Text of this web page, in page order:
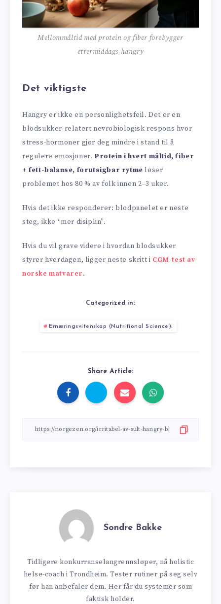
Mellommåltid med protein og fiber forebygger
ettermiddags-hangry
Det viktigste
Hangry er ikke en personlighets­feil. Det er en
blodsukker-relatert nevrobiologisk respons hvor
stress-hormoner gjør deg mindre i stand til å
regulere emosjoner. Protein i hvert måltid, fiber
+ fett-balanse, forutsigbar rytme løser
problemet hos 80 % av folk innen 2–3 uker.
Hvis det ikke responderer: blod­panelet er neste
steg, ikke “mer disiplin”.
Hvis du vil grave videre i hvordan blodsukker
styrer hverdagen, ligger neste skritt i CGM-test av
norske matvarer.
Categorized in:
Ernæringsvitenskap (Nutritional Science):
Share Article:
Sondre Bakke
Tidligere konkurranselangrennsløper, nå holistic
helse-coach i Trondheim. Tester rutiner på seg selv
før han anbefaler dem. Her får du systemer som
faktisk holder.